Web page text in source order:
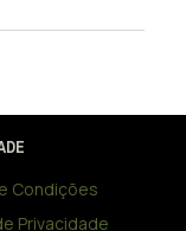
Condições
Privacidade